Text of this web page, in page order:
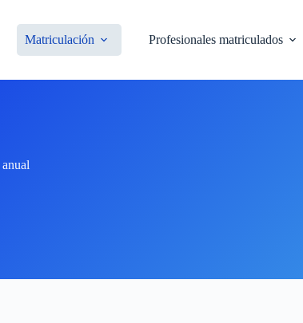
Matriculación Profesionales matriculados